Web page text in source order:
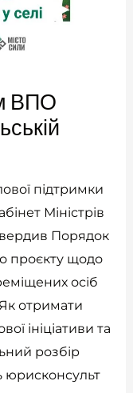
ВПО
підтримки
Міністрів
Порядок
проєкту щодо
осіб
Як отримати
ініціативи та
розбір
юрисконсульт